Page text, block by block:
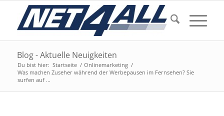
Blog - Aktuelle Neuigkeiten
Du bist hier: Startseite / Onlinemarketing /
Was machen Zuseher während der Werbepausen im Fernsehen? Sie
surfen auf ...